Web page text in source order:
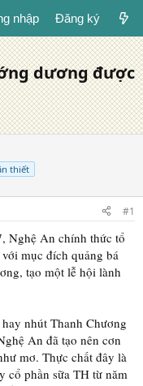
nhập Đăng ký
dương được
thiết
#1
Nghệ An chính thức tổ
mục đích quảng bá
tạo một lễ hội lành
nhút Thanh Chương
An đã tạo nên cơn
mơ. Thực chất đây là
cổ phần sữa TH từ năm